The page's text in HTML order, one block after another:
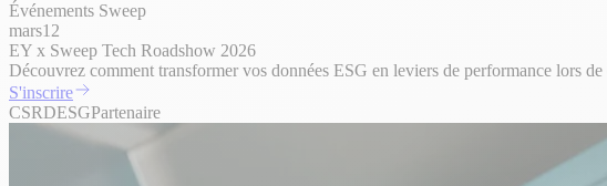
Événements Sweep
mars12
EY x Sweep Tech Roadshow 2026
Découvrez comment transformer vos données ESG en leviers de performance lors
S'inscrire
CSRDESGPartenaire